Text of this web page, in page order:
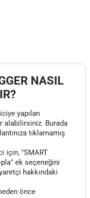
NASIL
yapılan
alabilirsiniz. Burada
tıklamamış
için, "SMART
ek seçeneğini
hakkındaki
önce